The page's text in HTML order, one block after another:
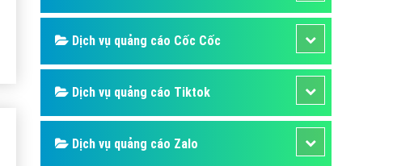
Dịch vụ quảng cáo Cốc Cốc
Dịch vụ quảng cáo Tiktok
Dịch vụ quảng cáo Zalo